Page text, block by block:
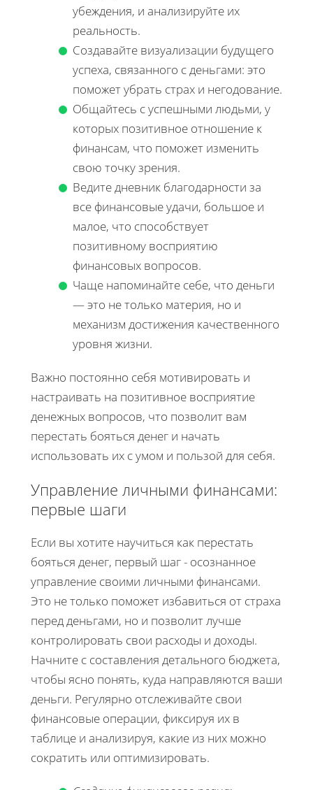
убеждения, и анализируйте их
реальность.
Создавайте визуализации будущего
успеха, связанного с деньгами: это
поможет убрать страх и негодование.
Общайтесь с успешными людьми, у
которых позитивное отношение к
финансам, что поможет изменить
свою точку зрения.
Ведите дневник благодарности за
все финансовые удачи, большое и
малое, что способствует
позитивному восприятию
финансовых вопросов.
Чаще напоминайте себе, что деньги
— это не только материя, но и
механизм достижения качественного
уровня жизни.
Важно постоянно себя мотивировать и
настраивать на позитивное восприятие
денежных вопросов, что позволит вам
перестать бояться денег и начать
использовать их с умом и пользой для себя.
Управление личными финансами:
первые шаги
Если вы хотите научиться как перестать
бояться денег, первый шаг - осознанное
управление своими личными финансами.
Это не только поможет избавиться от страха
перед деньгами, но и позволит лучше
контролировать свои расходы и доходы.
Начните с составления детального бюджета,
чтобы ясно понять, куда направляются ваши
деньги. Регулярно отслеживайте свои
финансовые операции, фиксируя их в
таблице и анализируя, какие из них можно
сократить или оптимизировать.